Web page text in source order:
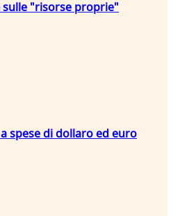
sulle "risorse proprie"
spese di dollaro ed euro